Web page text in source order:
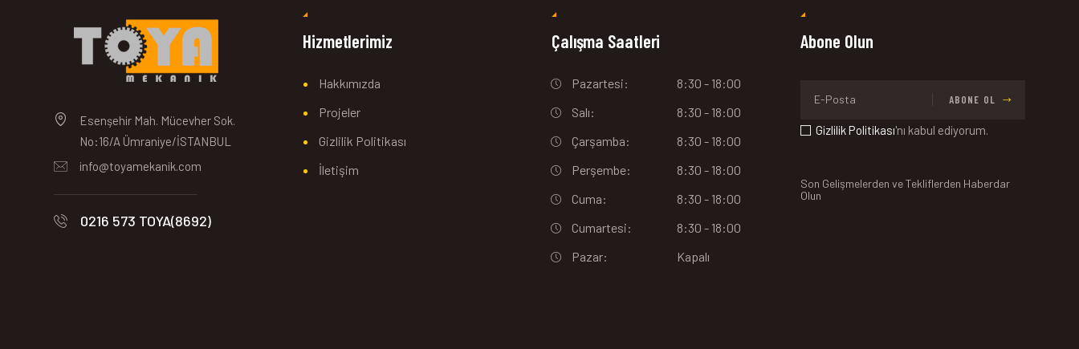
Esenşehir Mah. Mücevher Sok.
No:16/A Ümraniye/İSTANBUL
info@toyamekanik.com
0216 573 TOYA(8692)
Hizmetlerimiz
Hakkımızda
Projeler
Gizlilik Politikası
İletişim
Çalışma Saatleri
Pazartesi:
8:30 - 18:00
Salı:
8:30 - 18:00
Çarşamba:
8:30 - 18:00
Perşembe:
8:30 - 18:00
Cuma:
8:30 - 18:00
Cumartesi:
8:30 - 18:00
Pazar:
Kapalı
Abone Olun
ABONE OL
Gizlilik Politikası'nı kabul ediyorum.
Son Gelişmelerden ve Tekliflerden Haberdar
Olun